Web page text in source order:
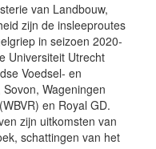
van Landbouw,
zijn de insleeproutes
in seizoen 2020-
Universiteit Utrecht
Voedsel- en
Wageningen
en Royal GD.
zijn uitkomsten van
schattingen van het